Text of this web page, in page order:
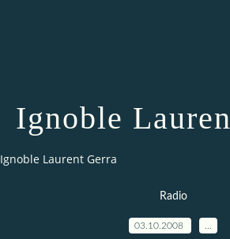
Ignoble
Ignoble Laurent Gerra
Radio
03.10.2008